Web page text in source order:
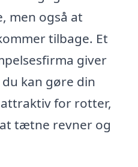
men også at
tilbage. Et
giver
kan gøre din
for rotter,
tætne revner og